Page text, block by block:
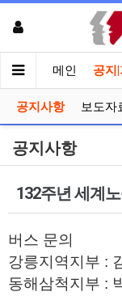
메인 공지
공지사항 보도자
공지사항
132주년 세계
버스 문의
강릉지역지부 :
동해삼척지부 :